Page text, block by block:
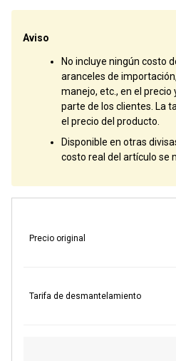
Aviso
No incluye ningún costo
aranceles de
manejo, etc., en el precio
parte de los clientes. La
el precio del producto.
Disponible en otras
costo real del artículo se
Precio original
Tarifa de desmantelamiento